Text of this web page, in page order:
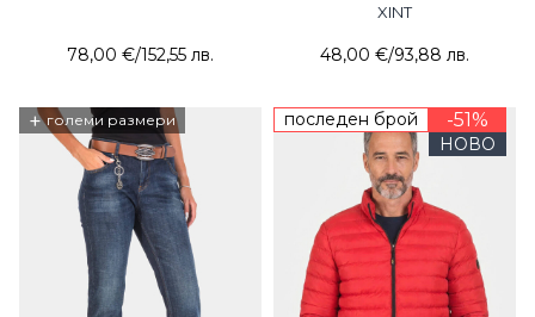
78,00 €/152,55 лв.
XINT
48,00 €/93,88 лв.
+ големи размери последен брой -51%
НОВО